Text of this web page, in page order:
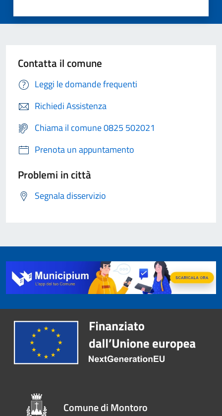
Contatta il comune
Leggi le domande frequenti
Richiedi Assistenza
Chiama il comune 0825 502021
Prenota un appuntamento
Problemi in città
Segnala disservizio
Comune di Montoro